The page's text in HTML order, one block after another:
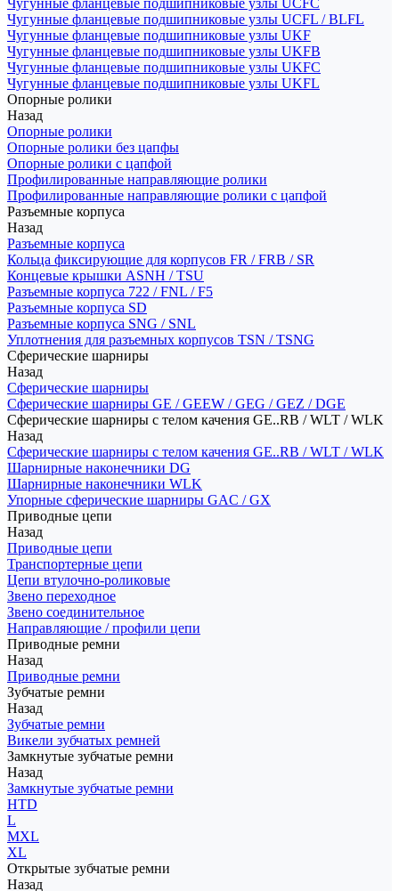
Чугунные фланцевые подшипниковые узлы UCFC
Чугунные фланцевые подшипниковые узлы UCFL / BLFL
Чугунные фланцевые подшипниковые узлы UKF
Чугунные фланцевые подшипниковые узлы UKFB
Чугунные фланцевые подшипниковые узлы UKFC
Чугунные фланцевые подшипниковые узлы UKFL
Опорные ролики
Назад
Опорные ролики
Опорные ролики без цапфы
Опорные ролики с цапфой
Профилированные направляющие ролики
Профилированные направляющие ролики с цапфой
Разъемные корпуса
Назад
Разъемные корпуса
Кольца фиксирующие для корпусов FR / FRB / SR
Концевые крышки ASNH / TSU
Разъемные корпуса 722 / FNL / F5
Разъемные корпуса SD
Разъемные корпуса SNG / SNL
Уплотнения для разъемных корпусов TSN / TSNG
Сферические шарниры
Назад
Сферические шарниры
Сферические шарниры GE / GEEW / GEG / GEZ / DGE
Сферические шарниры с телом качения GE..RB / WLT / WLK
Назад
Сферические шарниры с телом качения GE..RB / WLT / WLK
Шарнирные наконечники DG
Шарнирные наконечники WLK
Упорные сферические шарниры GAC / GX
Приводные цепи
Назад
Приводные цепи
Транспортерные цепи
Цепи втулочно-роликовые
Звено переходное
Звено соединительное
Направляющие / профили цепи
Приводные ремни
Назад
Приводные ремни
Зубчатые ремни
Назад
Зубчатые ремни
Викели зубчатых ремней
Замкнутые зубчатые ремни
Назад
Замкнутые зубчатые ремни
HTD
L
MXL
XL
Открытые зубчатые ремни
Назад